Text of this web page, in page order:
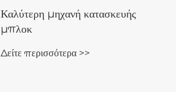
Καλύτερη μηχανή κατασκευής
μπλοκ
Δείτε περισσότερα >>